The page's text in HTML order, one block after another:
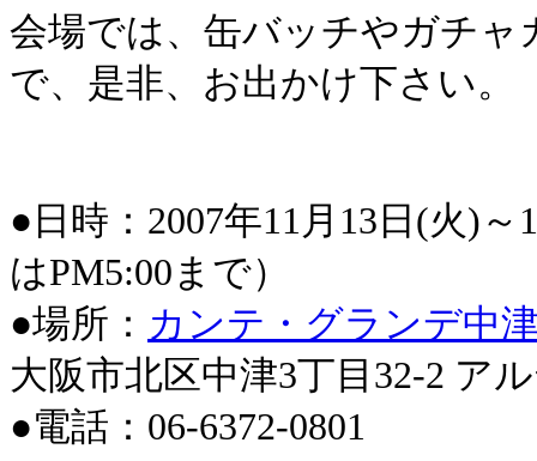
会場では、缶バッチやガチ
で、是非、お出かけ下さい。
●日時：2007年11月13日(火)
はPM5:00まで）
●場所： カンテ・グランデ中
大阪市北区中津3丁目32-2 ア
●電話：06-6372-0801